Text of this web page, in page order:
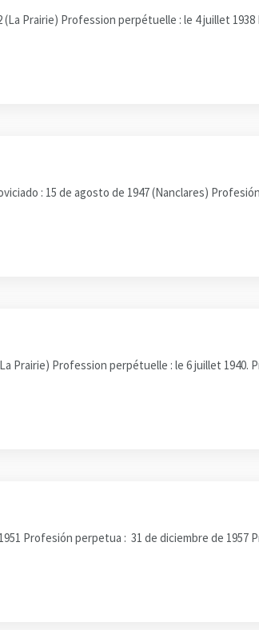
Prairie) Profession perpétuelle : le 4 juillet 1938
: 15 de agosto de 1947 (Nanclares)
Profession perpétuelle : le 6 juillet 1940.
Profesión perpetua : 31 de diciembre de